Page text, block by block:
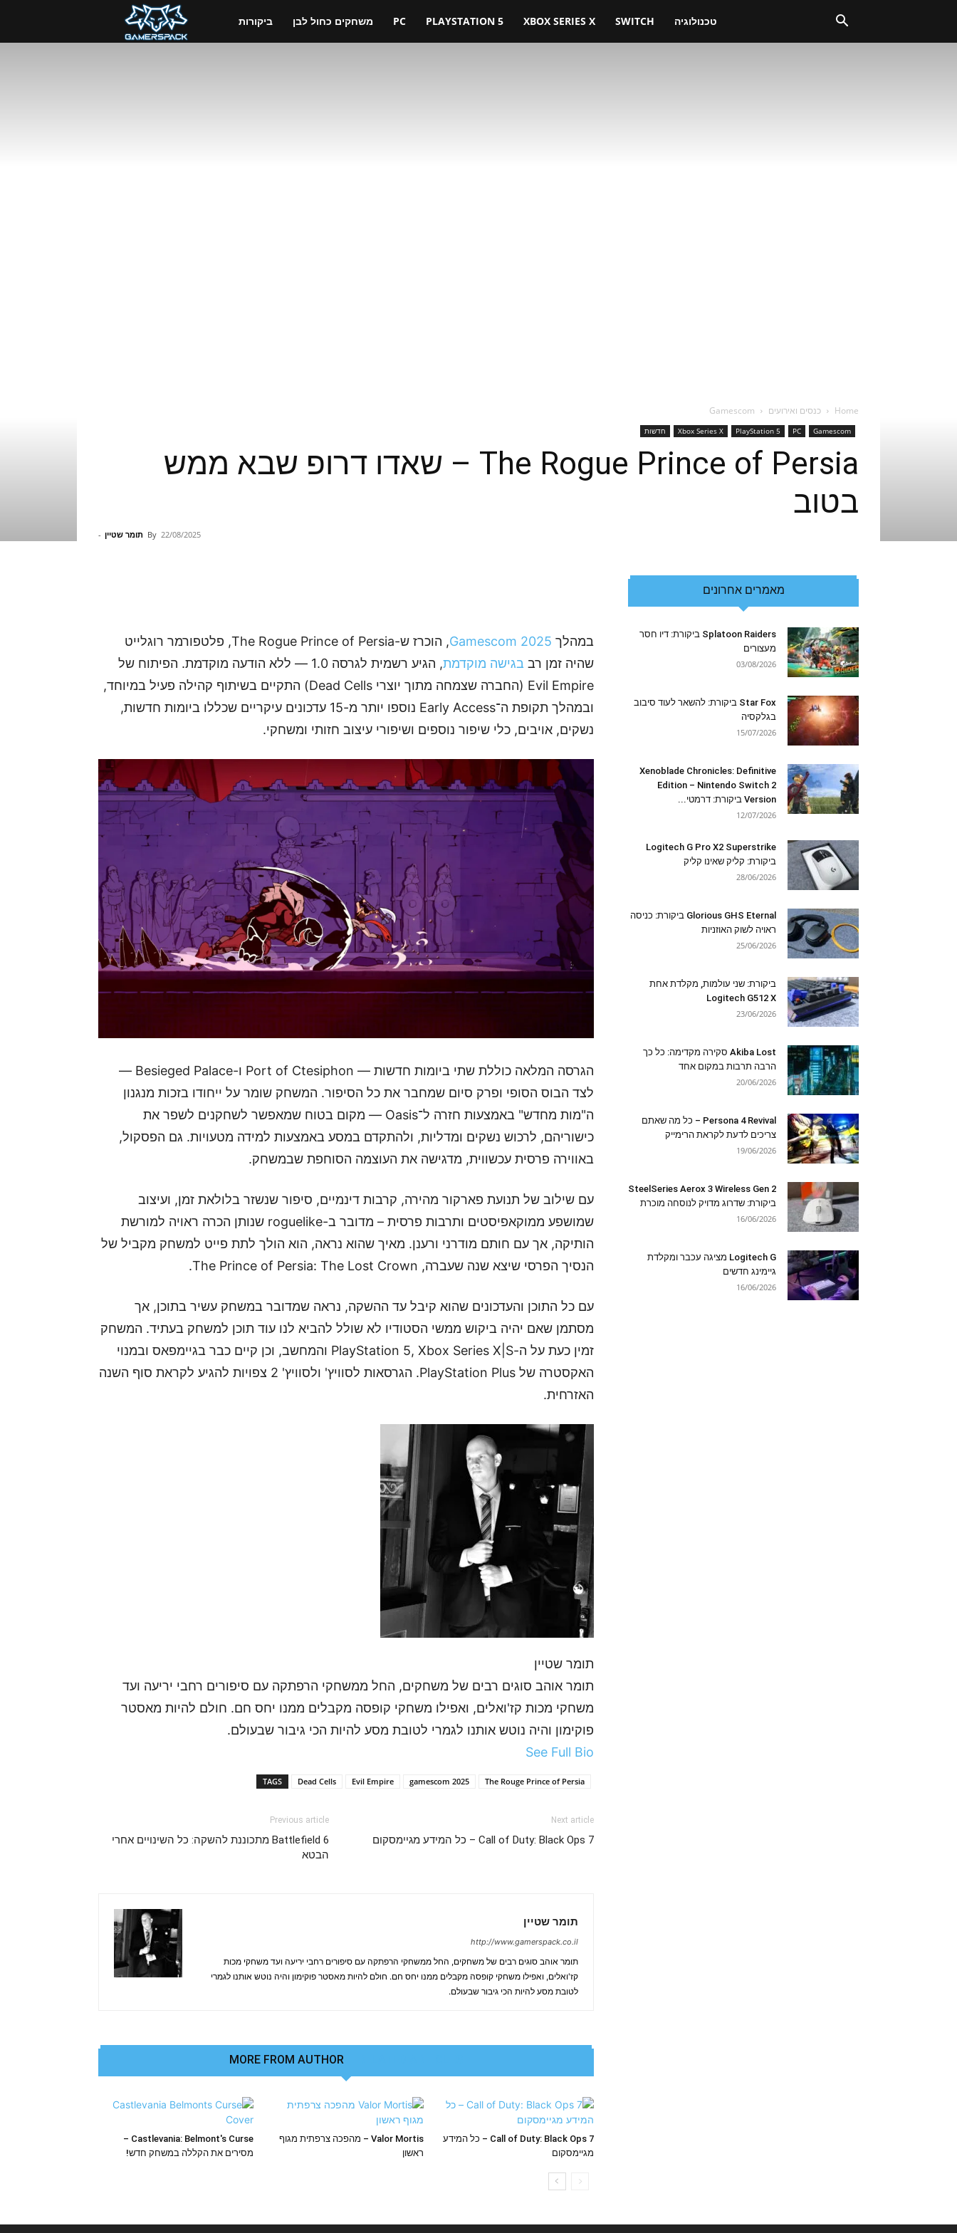
ביקורות משחקים כחול לבן PC PLAYSTATION 5 XBOX SERIES X SWITCH טכנולוגיה
Home כנסים ואירועים Gamescom
Gamescom
PC
PlayStation 5
Xbox Series X חדשות
The Rogue Prince of Persia – שאדו דרופ שבא ממש
בטוב
By תומר שטיין - 22/08/2025
במהלך Gamescom 2025
, הוכרז ש-The Rogue Prince of Persia, פלטפורמר רוגלייט
שהיה זמן רב בגישה מוקדמת
, הגיע רשמית לגרסה 1.0 — ללא הודעה מוקדמת. הפיתוח של
Evil Empire (החברה שצמחה מתוך יוצרי Dead Cells) התקיים בשיתוף קהילה פעיל במיוחד,
ובמהלך תקופת ה־Early Access נוספו יותר מ-15 עדכונים עיקריים שכללו ביומות חדשות,
נשקים, אויבים, כלי שיפור נוספים ושיפורי עיצוב חזותי ומשחקי.
הגרסה המלאה כוללת שתי ביומות חדשות — Port of Ctesiphon ו-Besieged Palace —
לצד הבוס הסופי ופרק סיום שמחבר את כל הסיפור. המשחק שומר על ייחודו בזכות מנגנון
ה"מות מחדש" באמצעות חזרה ל־Oasis — מקום בטוח שמאפשר לשחקנים לשפר את
כישוריהם, לרכוש נשקים ומדליות, ולהתקדם במסע באמצעות למידה מטעויות. גם הפסקול,
באווירה פרסית עכשווית, מדגישה את העוצמה הסוחפת שבמשחק.
עם שילוב של תנועת פארקור מהירה, קרבות דינמיים, סיפור שנשזר בלולאת זמן, ועיצוב
שמושפע ממוקאפיסטים ותרבות פרסית – מדובר ב-roguelike שנותן הכרה ראויה למורשת
הותיקה, אך עם חותם מודרני ורענן. מאיך שהוא נראה, הוא הולך לתת פייט למשחק מקביל של
הנסיך הפרסי שיצא שנה שעברה, The Prince of Persia: The Lost Crown.
עם כל התוכן והעדכונים שהוא קיבל עד ההשקה, נראה שמדובר במשחק עשיר בתוכן, אך
מסתמן שאם יהיה ביקוש ממשי הסטודיו לא שולל להביא לנו עוד תוכן למשחק בעתיד. המשחק
זמין כעת על ה-PlayStation 5, Xbox Series X|S והמחשב, וכן קיים כבר בגיימפאס ובמנוי
האקסטרה של PlayStation Plus. הגרסאות לסוויץ' ולסוויץ' 2 צפויות להגיע לקראת סוף השנה
האזרחית.
תומר שטיין
תומר אוהב סוגים רבים של משחקים, החל ממשחקי הרפתקה עם סיפורים רחבי יריעה ועד
משחקי מכות קז'ואלים, ואפילו משחקי קופסה מקבלים ממנו יחס חם. חולם להיות מאסטר
פוקימון והיה נוטש אותנו לגמרי לטובת מסע להיות הכי גיבור שבעולם.
See Full Bio
TAGS Dead Cells Evil Empire gamescom 2025 The Rouge Prince of Persia
Previous article
Battlefield 6 מתכוננת להשקה: כל השינויים אחרי
הבטא
Next article
Call of Duty: Black Ops 7 – כל המידע מגיימסקום
תומר שטיין
http://www.gamerspack.co.il
תומר אוהב סוגים רבים של משחקים, החל ממשחקי הרפתקה עם סיפורים רחבי יריעה ועד משחקי מכות
קז'ואלים, ואפילו משחקי קופסה מקבלים ממנו יחס חם. חולם להיות מאסטר פוקימון והיה נוטש אותנו לגמרי
לטובת מסע להיות הכי גיבור שבעולם.
MORE FROM AUTHOR
Castlevania: Belmont's Curse –
מסירים את הקללה במשחק חדש!
Valor Mortis – מהפכה צרפתית מגוף
ראשון
Call of Duty: Black Ops 7 – כל המידע
מגיימסקום
מאמרים אחרונים
Splatoon Raiders ביקורת: דיו חסר
מעצורים
03/08/2026
Star Fox ביקורת: להשאר לעוד סיבוב
בגלקסיה
15/07/2026
Xenoblade Chronicles: Definitive
Edition – Nintendo Switch 2
Version ביקורת: דרמטי...
12/07/2026
Logitech G Pro X2 Superstrike
ביקורת: קליק שאינו קליק
28/06/2026
Glorious GHS Eternal ביקורת: כניסה
ראויה לשוק האוזניות
25/06/2026
ביקורת: שני עולמות, מקלדת אחת
Logitech G512 X
23/06/2026
Akiba Lost סקירה מקדימה: כל כך
הרבה תרבות במקום אחד
20/06/2026
Persona 4 Revival – כל מה שאתם
צריכים לדעת לקראת הרימייק
19/06/2026
SteelSeries Aerox 3 Wireless Gen 2
ביקורת: שדרוג מדויק לנוסחה מוכרת
16/06/2026
Logitech G מציגה עכבר ומקלדת
גיימינג חדשים
16/06/2026